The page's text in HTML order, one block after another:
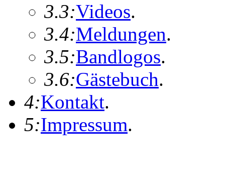
3.3:Videos.
3.4:Meldungen.
3.5:Bandlogos.
3.6:Gästebuch.
4:Kontakt.
5:Impressum.